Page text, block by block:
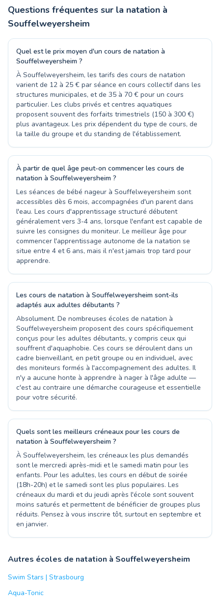
Questions fréquentes sur la natation à
Souffelweyersheim
Quel est le prix moyen d'un cours de natation à
Souffelweyersheim ?
À Souffelweyersheim, les tarifs des cours de natation
varient de 12 à 25 € par séance en cours collectif dans les
structures municipales, et de 35 à 70 € pour un cours
particulier. Les clubs privés et centres aquatiques
proposent souvent des forfaits trimestriels (150 à 300 €)
plus avantageux. Les prix dépendent du type de cours, de
la taille du groupe et du standing de l'établissement.
À partir de quel âge peut-on commencer les cours de
natation à Souffelweyersheim ?
Les séances de bébé nageur à Souffelweyersheim sont
accessibles dès 6 mois, accompagnées d'un parent dans
l'eau. Les cours d'apprentissage structuré débutent
généralement vers 3-4 ans, lorsque l'enfant est capable de
suivre les consignes du moniteur. Le meilleur âge pour
commencer l'apprentissage autonome de la natation se
situe entre 4 et 6 ans, mais il n'est jamais trop tard pour
apprendre.
Les cours de natation à Souffelweyersheim sont-ils
adaptés aux adultes débutants ?
Absolument. De nombreuses écoles de natation à
Souffelweyersheim proposent des cours spécifiquement
conçus pour les adultes débutants, y compris ceux qui
souffrent d'aquaphobie. Ces cours se déroulent dans un
cadre bienveillant, en petit groupe ou en individuel, avec
des moniteurs formés à l'accompagnement des adultes. Il
n'y a aucune honte à apprendre à nager à l'âge adulte —
c'est au contraire une démarche courageuse et essentielle
pour votre sécurité.
Quels sont les meilleurs créneaux pour les cours de
natation à Souffelweyersheim ?
À Souffelweyersheim, les créneaux les plus demandés
sont le mercredi après-midi et le samedi matin pour les
enfants. Pour les adultes, les cours en début de soirée
(18h-20h) et le samedi sont les plus populaires. Les
créneaux du mardi et du jeudi après l'école sont souvent
moins saturés et permettent de bénéficier de groupes plus
réduits. Pensez à vous inscrire tôt, surtout en septembre et
en janvier.
Autres écoles de natation à Souffelweyersheim
Swim Stars | Strasbourg
Aqua-Tonic